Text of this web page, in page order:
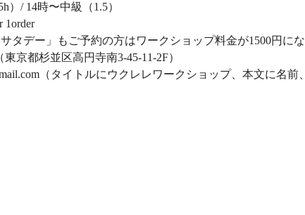
）/ 14時〜中級（1.5）
1order
タデー」もご予約の方はワークショップ料金が1500円にな
東京都杉並区高円寺南3-45-11-2F）
（タイトルにウクレレワークショップ、本文に名